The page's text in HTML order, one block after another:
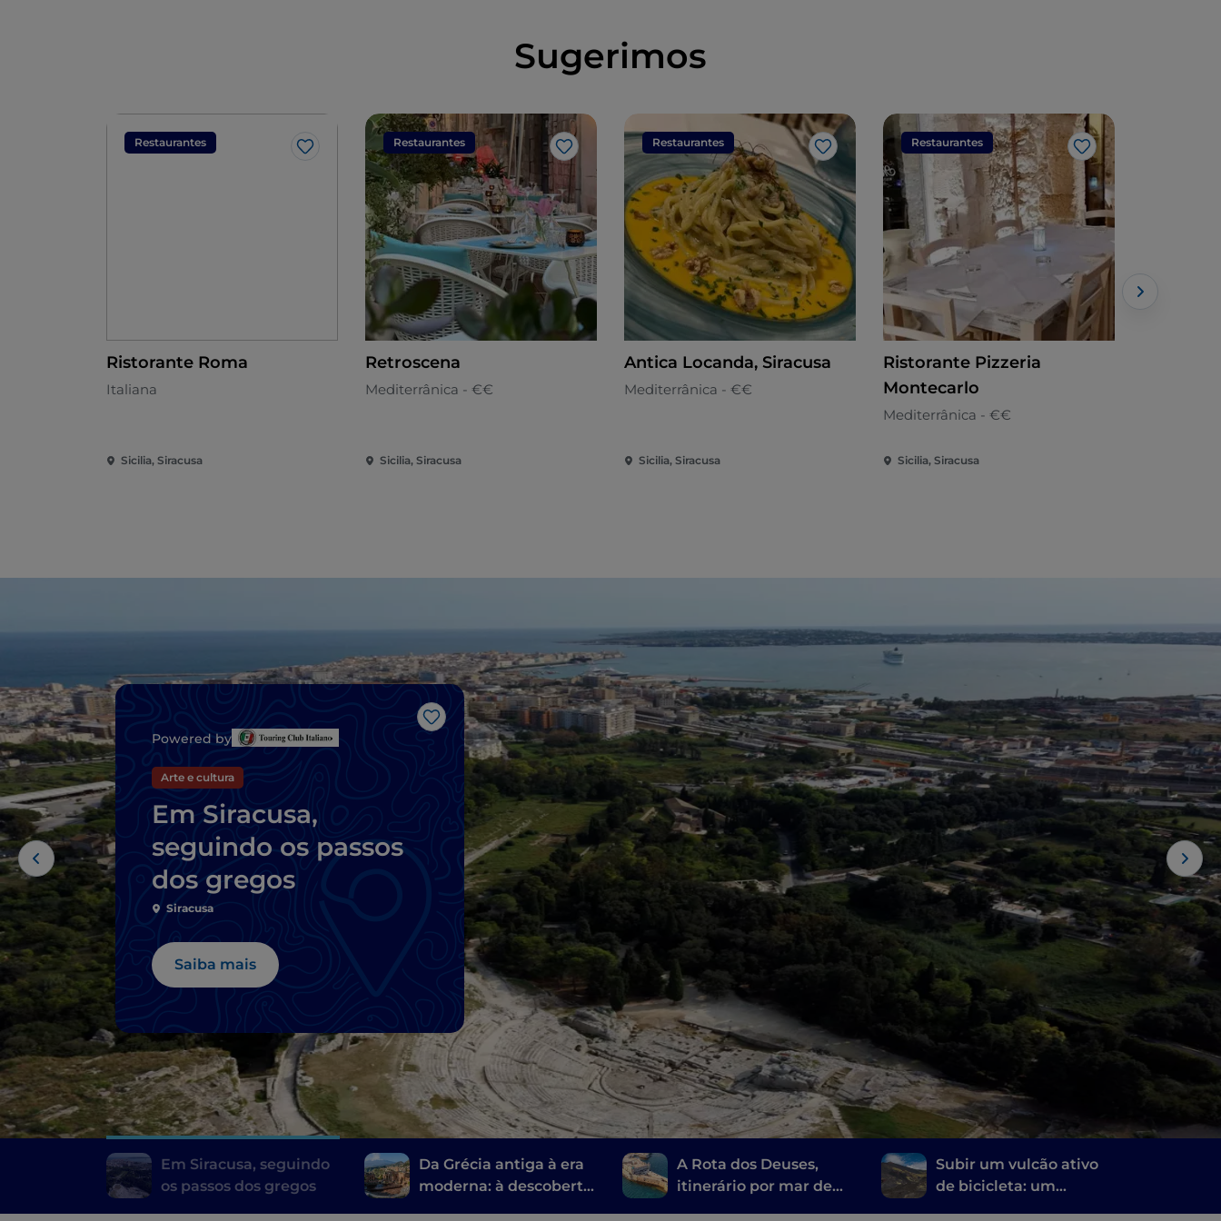
Sugerimos
Restaurantes
Gosto
Ristorante Roma
Italiana
Sicilia, Siracusa
Restaurantes
Gosto
Retroscena
Mediterrânica - €€
Sicilia, Siracusa
Restaurantes
Gosto
Antica Locanda, Siracusa
Mediterrânica - €€
Sicilia, Siracusa
Restaurantes
Gosto
Ristorante Pizzeria
Montecarlo
Mediterrânica - €€
Sicilia, Siracusa
Gosto
Powered by
Arte e cultura
Em Siracusa,
seguindo os passos
dos gregos
Siracusa
Saiba mais
Em Siracusa, seguindo
os passos dos gregos
Da Grécia antiga à era
moderna: à descoberta
A Rota dos Deuses,
itinerário por mar de
Subir um vulcão ativo
de bicicleta: um